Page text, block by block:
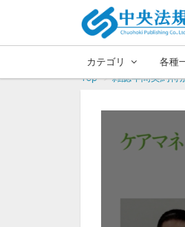
カテゴリ 各種
Top
雑誌年間契約特